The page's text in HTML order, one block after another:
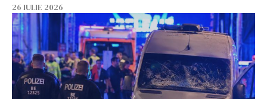
26 IULIE 2026